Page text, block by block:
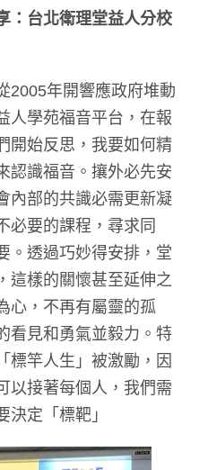
：台北衛理堂益人分校
2005年開響應政府堆動
人學苑福音平台，在報
開始反思，我要如何精
認識福音。攘外必先安
內部的共識必需更新凝
必要的課程，尋求同
。透過巧妙得安排，堂
這樣的關懷甚至延伸之
心，不再有屬靈的孤
看見和勇氣並毅力。特
標竿人生」被激勵，因
以接著每個人，我們需
決定「標靶」